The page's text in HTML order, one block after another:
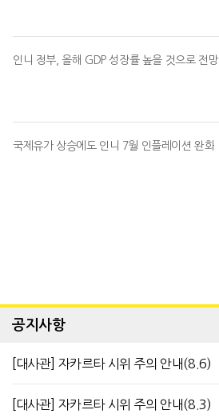
인니 정부, 올해 GDP 성장률 높을 것으로 전망
국제유가 상승에도 인니 7월 인플레이션 완화
공지사항
[대사관] 자카르타 시위 주의 안내(8.6)
[대사관] 자카르타 시위 주의 안내(8.3)